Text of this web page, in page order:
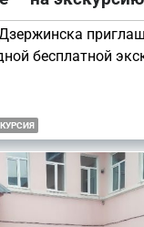
бесплатной